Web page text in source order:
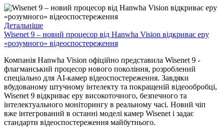
Детальніше
Wisenet 9 – новий процесор від Hanwha Vision відкриває еру
«розумного» відеоспостереження
Компанія Hanwha Vision офіційно представила Wisenet 9 -
флагманський процесор нового покоління, розроблений
спеціально для AI-камер відеоспостереження. Завдяки
вбудованому штучному інтелекту та покращеній відеообробці,
Wisenet 9 відкриває еру високоточного, безпечного та
інтелектуального моніторингу в реальному часі. Новий чіп
вже інтегрований в останні моделі камер Wisenet і задає
стандарти відеоспостереження майбутнього.